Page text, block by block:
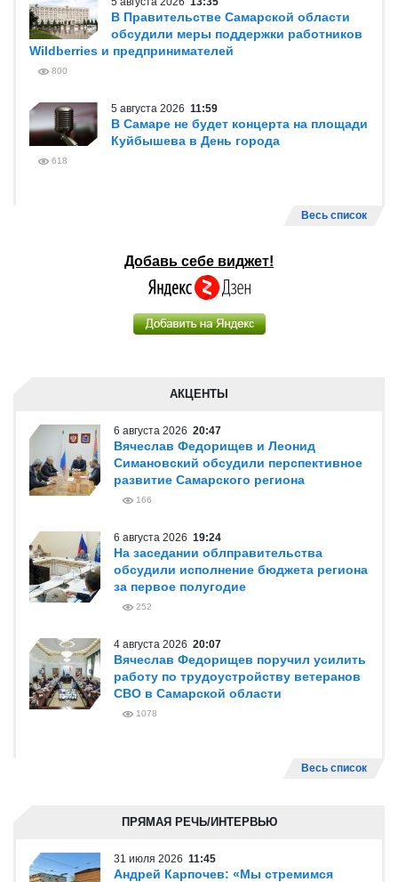
В Правительстве Самарской области
обсудили меры поддержки работников
Wildberries и предпринимателей
800
5 августа 2026 11:59
В Самаре не будет концерта на площади
Куйбышева в День города
618
Весь список
Добавь себе виджет!
АКЦЕНТЫ
6 августа 2026 20:47
Вячеслав Федорищев и Леонид
Симановский обсудили перспективное
развитие Самарского региона
166
6 августа 2026 19:24
На заседании облправительства
обсудили исполнение бюджета региона
за первое полугодие
252
4 августа 2026 20:07
Вячеслав Федорищев поручил усилить
работу по трудоустройству ветеранов
СВО в Самарской области
1078
Весь список
ПРЯМАЯ РЕЧЬ/ИНТЕРВЬЮ
31 июля 2026 11:45
Андрей Карпочев: «Мы стремимся